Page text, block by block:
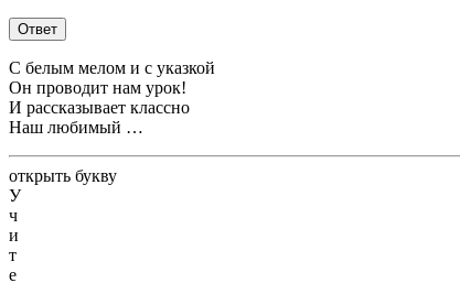
Ответ
С белым мелом и с указкой
Он проводит нам урок!
И рассказывает классно
Наш любимый …
открыть букву
У
ч
и
т
е